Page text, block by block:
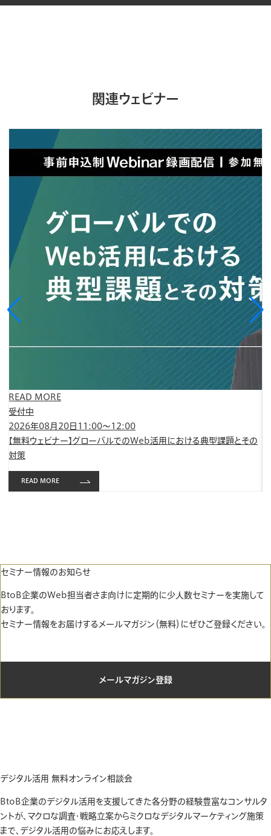
関連ウェビナー
READ MORE
受付中
2026年08月20日11:00～12:00
【無料ウェビナー】グローバルでのWeb活用における典型課題とその
対策
READ MORE
セミナー情報のお知らせ
BtoB企業のWeb担当者さま向けに定期的に少人数セミナーを実施して
おります。
セミナー情報をお届けするメールマガジン（無料）にぜひご登録ください。
メールマガジン登録
デジタル活用 無料オンライン相談会
BtoB企業のデジタル活用を支援してきた各分野の経験豊富なコンサルタ
ントが、マクロな調査・戦略立案からミクロなデジタルマーケティング施策
まで、デジタル活用の悩みにお応えします。